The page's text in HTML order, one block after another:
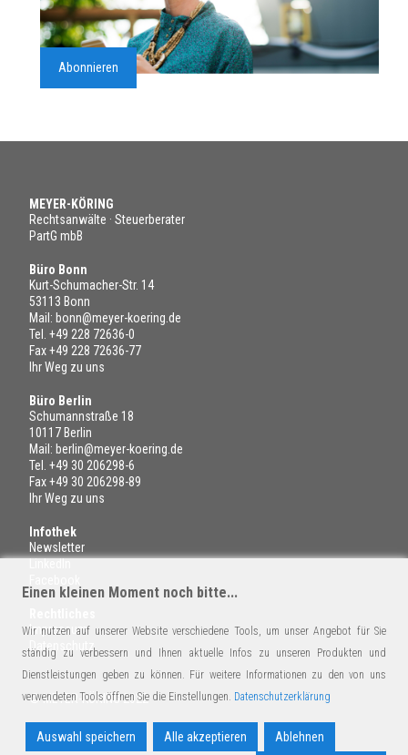
Abonnieren
MEYER-KÖRING
Rechtsanwälte · Steuerberater
PartG mbB
Büro Bonn
Kurt-Schumacher-Str. 14
53113 Bonn
Mail: bonn@meyer-koering.de
Tel. +49 228 72636-0
Fax +49 228 72636-77
Ihr Weg zu uns
Büro Berlin
Schumannstraße 18
10117 Berlin
Mail: berlin@meyer-koering.de
Tel. +49 30 206298-6
Fax +49 30 206298-89
Ihr Weg zu uns
Infothek
Newsletter
Impressum
Datenschutz
© MEYER-KÖRING 2022
Einen kleinen Moment noch bitte...
Wir nutzen auf unserer Website verschiedene Tools, um unser Angebot für Sie
ständig zu verbessern und Ihnen aktuelle Infos zu unseren Produkten und
Dienstleistungen geben zu können. Für weitere Informationen zu den von uns
verwendeten Tools öffnen Sie die Einstellungen. Datenschutzerklärung
Auswahl speichern Alle akzeptieren Ablehnen